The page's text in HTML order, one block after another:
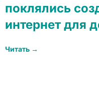
поклялись
интернет для
Читать →